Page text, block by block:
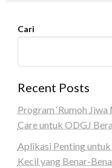
Cari
Recent Posts
Program ‘Rumoh
Care untuk ODGJ
Aplikasi Penting
Kecil yang Benar-